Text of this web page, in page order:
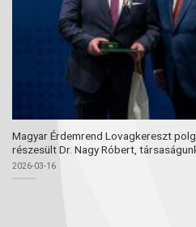
Magyar Érdemrend Lovagkereszt
részesült Dr. Nagy Róbert,
2026-03-16